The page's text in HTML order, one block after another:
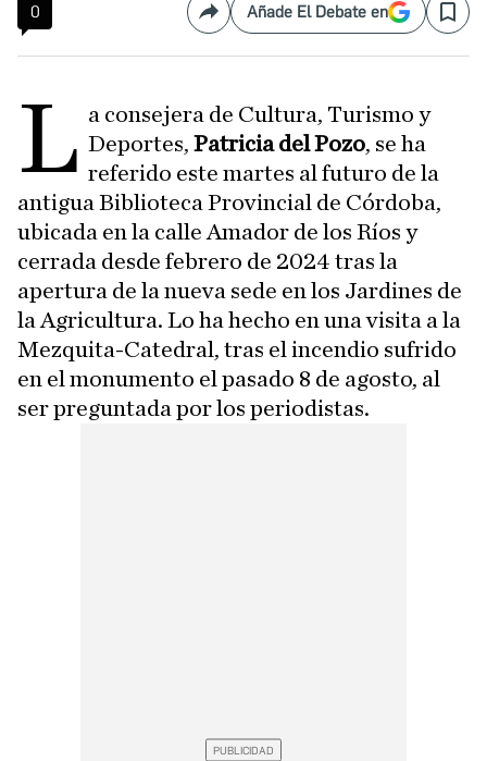
0 CompartirAñade El Debate en Save
L a consejera de Cultura, Turismo y
Deportes,Patricia del Pozo, se ha
referido este martes al futuro de la
antigua Biblioteca Provincial de Córdoba,
ubicada en la calle Amador de los Ríos y
cerrada desde febrero de 2024 tras la
apertura de la nueva sede en los Jardines de
la Agricultura. Lo ha hecho en una visita a la
Mezquita-Catedral, tras el incendio sufrido
en el monumento el pasado 8 de agosto, al
ser preguntada por los periodistas.